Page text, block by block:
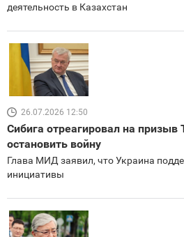
деятельность в Казахстан
26.07.2026 12:50
Сибига отреагировал на призыв
остановить войну
Глава МИД заявил, что Украина
инициативы